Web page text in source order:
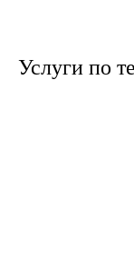
Услуги по